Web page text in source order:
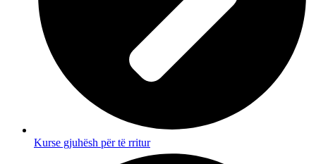
Kurse gjuhësh për të rritur